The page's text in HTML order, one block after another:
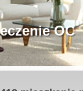
OC